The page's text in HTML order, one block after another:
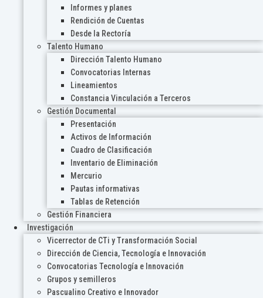
Informes y planes
Rendición de Cuentas
Desde la Rectoría
Talento Humano
Dirección Talento Humano
Convocatorias Internas
Lineamientos
Constancia Vinculación a Terceros
Gestión Documental
Presentación
Activos de Información
Cuadro de Clasificación
Inventario de Eliminación
Mercurio
Pautas informativas
Tablas de Retención
Gestión Financiera
Investigación
Vicerrector de CTi y Transformación Social
Dirección de Ciencia, Tecnología e Innovación
Convocatorias Tecnología e Innovación
Grupos y semilleros
Pascualino Creativo e Innovador